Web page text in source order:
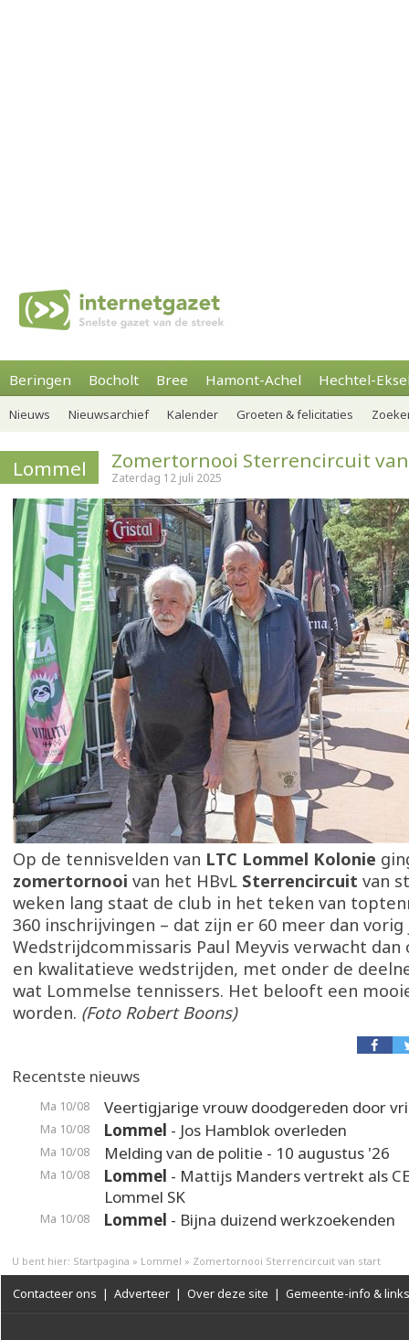
Beringen Bocholt Bree Hamont-Achel Hechtel-
Nieuws Nieuwsarchief Kalender Groeten & felicitaties
Lommel Zomertornooi Sterrencircuit
Zaterdag 12 juli 2025
Op de tennisvelden van LTC Lommel Kolonie
zomertornooi van het HBvL Sterrencircuit van
weken lang staat de club in het teken van
360 inschrijvingen – dat zijn er 60 meer dan vorig
Wedstrijdcommissaris Paul Meyvis verwacht dan
en kwalitatieve wedstrijden, met onder de
wat Lommelse tennissers. Het belooft een
worden. (Foto Robert Boons)
Recentste nieuws
Ma 10/08 Veertigjarige vrouw doodgereden door
Ma 10/08 Lommel - Jos Hamblok overleden
Ma 10/08 Melding van de politie - 10 augustus '26
Ma 10/08 Lommel - Mattijs Manders vertrekt als
Lommel SK
Ma 10/08 Lommel - Bijna duizend werkzoekenden
U bent hier: Startpagina » Lommel » Zomertornooi Sterrencircuit van start
Contacteer ons | Adverteer | Over deze site | Gemeente-info & links